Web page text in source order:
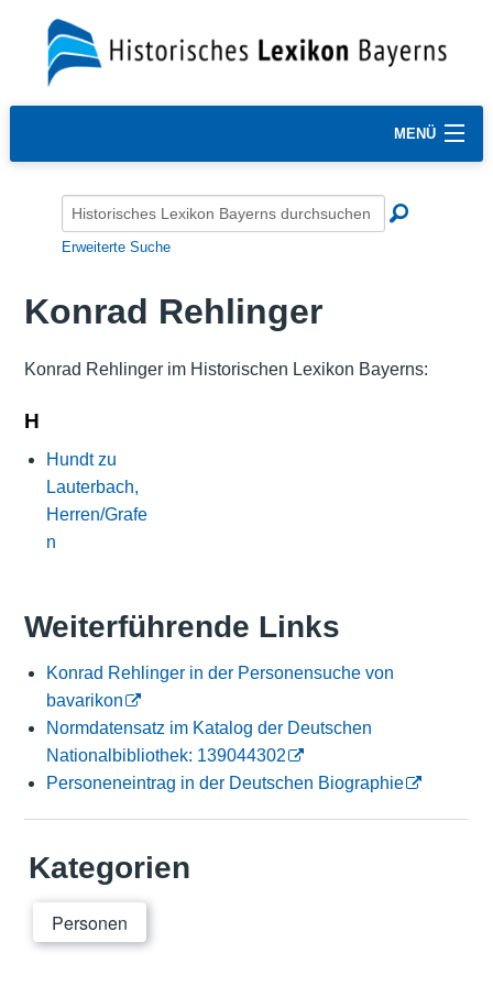
MENÜ
Erweiterte Suche
Konrad Rehlinger
Konrad Rehlinger im Historischen Lexikon Bayerns:
H
Hundt zu
Lauterbach,
Herren/Grafe
n
Weiterführende Links
Konrad Rehlinger in der Personensuche von
bavarikon
Normdatensatz im Katalog der Deutschen
Nationalbibliothek: 139044302
Personeneintrag in der Deutschen Biographie
Kategorien
Personen